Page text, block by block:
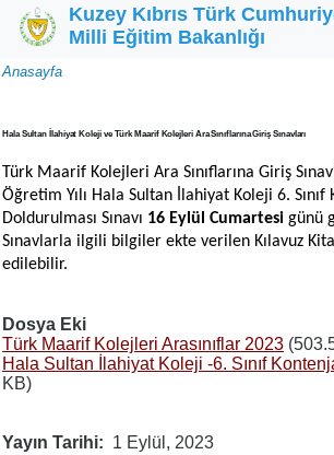
Ana içeriğe atla
Kuzey Kıbrıs Türk
Milli Eğitim Bakanlığı
Sayfa
Anasayfa
Hala Sultan İlahiyat Koleji ve Türk Maarif Kolejleri Ara Sınıflarına Giriş Sınavları
Türk Maarif Kolejleri Ara Sınıflarına Giriş
Öğretim Yılı Hala Sultan İlahiyat Koleji 6. Sınıf
Doldurulması Sınavı 16 Eylül Cumartesi günü
Sınavlarla ilgili bilgiler ekte verilen Kılavuz
edilebilir.
Dosya Eki
Türk Maarif Kolejleri Arasınıflar 2023
Hala Sultan İlahiyat Koleji -6. Sınıf
KB)
Yayın Tarihi 1 Eylül, 2023